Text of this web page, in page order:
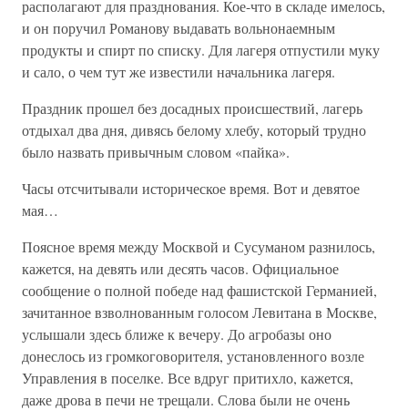
располагают для празднования. Кое-что в складе имелось,
и он поручил Романову выдавать вольнонаемным
продукты и спирт по списку. Для лагеря отпустили муку
и сало, о чем тут же известили начальника лагеря.
Праздник прошел без досадных происшествий, лагерь
отдыхал два дня, дивясь белому хлебу, который трудно
было назвать привычным словом «пайка».
Часы отсчитывали историческое время. Вот и девятое
мая…
Поясное время между Москвой и Сусуманом разнилось,
кажется, на девять или десять часов. Официальное
сообщение о полной победе над фашистской Германией,
зачитанное взволнованным голосом Левитана в Москве,
услышали здесь ближе к вечеру. До агробазы оно
донеслось из громкоговорителя, установленного возле
Управления в поселке. Все вдруг притихло, кажется,
даже дрова в печи не трещали. Слова были не очень